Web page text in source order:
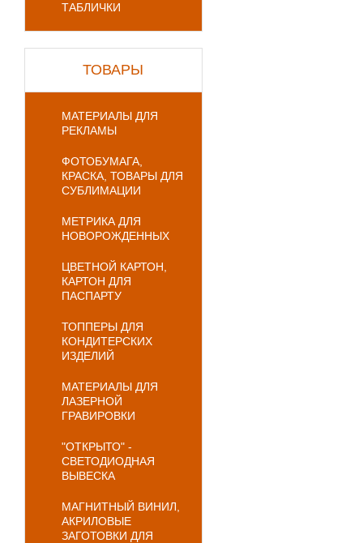
ТАБЛИЧКИ
ТОВАРЫ
МАТЕРИАЛЫ ДЛЯ
РЕКЛАМЫ
ФОТОБУМАГА,
КРАСКА, ТОВАРЫ ДЛЯ
СУБЛИМАЦИИ
МЕТРИКА ДЛЯ
НОВОРОЖДЕННЫХ
ЦВЕТНОЙ КАРТОН,
КАРТОН ДЛЯ
ПАСПАРТУ
ТОППЕРЫ ДЛЯ
КОНДИТЕРСКИХ
ИЗДЕЛИЙ
МАТЕРИАЛЫ ДЛЯ
ЛАЗЕРНОЙ
ГРАВИРОВКИ
"ОТКРЫТО" -
СВЕТОДИОДНАЯ
ВЫВЕСКА
МАГНИТНЫЙ ВИНИЛ,
АКРИЛОВЫЕ
ЗАГОТОВКИ ДЛЯ